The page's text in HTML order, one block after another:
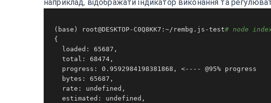
наприклад, відображати індикатор виконання та
(base) root@DESKTOP-C0Q8KK7:~/rembg.js-test# node
{
   loaded: 65687,
   total: 68474,
   progress: 0.9592984198381868, <---- @95% progress
   bytes: 65687,
   rate: undefined,
   estimated: undefined,